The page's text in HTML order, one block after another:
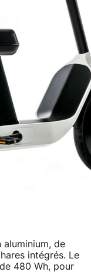
aluminium, de
intégrés. Le
480 Wh, pour